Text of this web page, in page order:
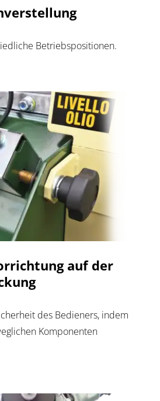
Betriebspositionen.
auf der
des Bedieners, indem
Komponenten